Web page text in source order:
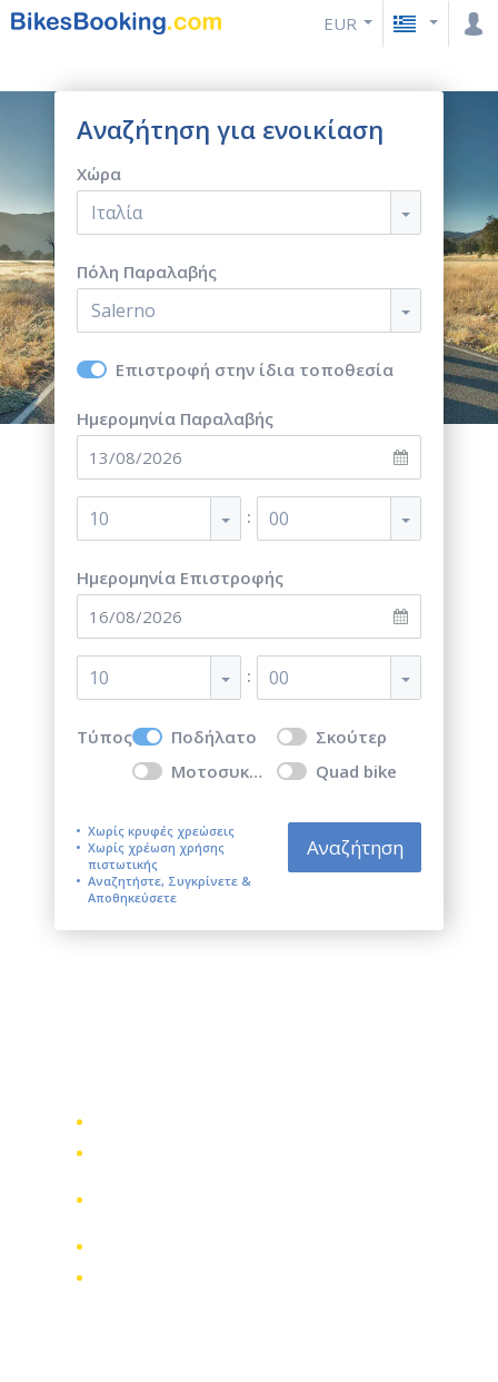
EUR
Αναζήτηση για ενοικίαση
Χώρα
Ιταλία
Πόλη Παραλαβής
Salerno
Επιστροφή στην ίδια τοποθεσία
Ημερομηνία Παραλαβής
10 : 00
Ημερομηνία Επιστροφής
10 : 00
Τύπος Ποδήλατο
Σκούτερ
Μοτοσυκλέτα
Quad bike
Χωρίς κρυφές χρεώσεις
Χωρίς χρέωση χρήσης
πιστωτικής
Αναζητήστε, Συγκρίνετε &
Αποθηκεύσετε
Αναζήτηση